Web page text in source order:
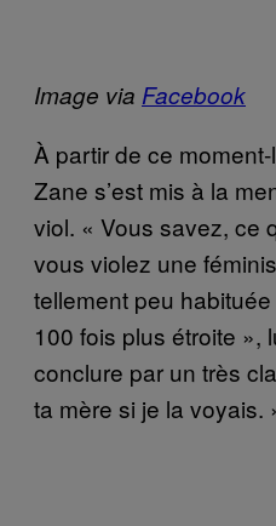
Image via Facebook
À partir de ce
Zane s’est mis à la
viol. « Vous savez, ce
vous violez une
tellement peu
100 fois plus étroite »,
conclure par un très
ta mère si je la voyais.